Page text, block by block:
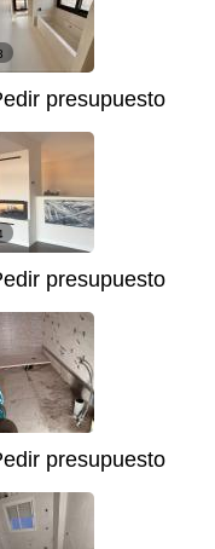
presupuesto
presupuesto
presupuesto